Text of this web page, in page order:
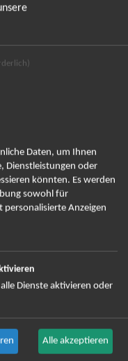
abmelden ...
Daten, um Ihnen
Dienstleistungen oder
könnten. Es werden
sowohl für
personalisierte Anzeigen
Dienste aktivieren oder
Alle akzeptieren